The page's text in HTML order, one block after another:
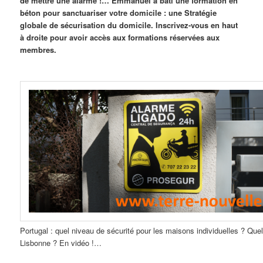
béton pour sanctuariser votre domicile : une Stratégie
globale de sécurisation du domicile. Inscrivez-vous en haut
à droite pour avoir accès aux formations réservées aux
membres.
Portugal : quel niveau de sécurité pour les maisons individuelles ?
Lisbonne ? En vidéo !…